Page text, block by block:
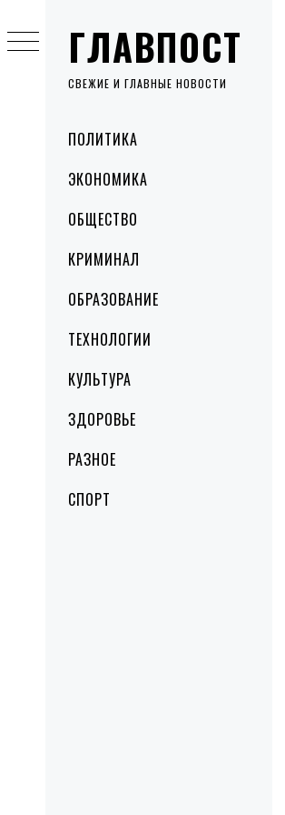
ГЛАВПОСТ
СВЕЖИЕ И ГЛАВНЫЕ НОВОСТИ
MenuПОЛИТИКА
ЭКОНОМИКА
ОБЩЕСТВО
КРИМИНАЛ
ОБРАЗОВАНИЕ
ТЕХНОЛОГИИ
КУЛЬТУРА
ЗДОРОВЬЕ
РАЗНОЕ
СПОРТ
to
content